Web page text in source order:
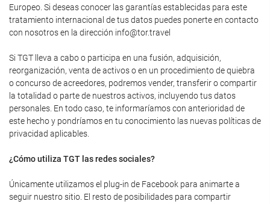
Europeo. Si deseas conocer las garantías establecidas para este
tratamiento internacional de tus datos puedes ponerte en contacto
con nosotros en la dirección info@tor.travel
Si TGT lleva a cabo o participa en una fusión, adquisición,
reorganización, venta de activos o en un procedimiento de quiebra
o concurso de acreedores, podremos vender, transferir o compartir
la totalidad o parte de nuestros activos, incluyendo tus datos
personales. En todo caso, te informaríamos con anterioridad de
este hecho y pondríamos en tu conocimiento las nuevas políticas de
privacidad aplicables.
¿Cómo utiliza TGT las redes sociales?
Únicamente utilizamos el plug-in de Facebook para animarte a
seguir nuestro sitio. El resto de posibilidades para compartir